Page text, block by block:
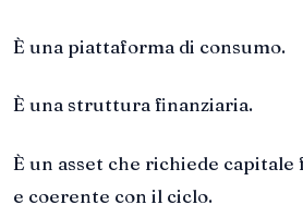
È una piattaforma di consumo.
È una struttura finanziaria.
È un asset che richiede capitale
e coerente con il ciclo.